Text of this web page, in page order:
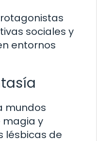
sociales y
entornos
mundos
magia y
lésbicas de